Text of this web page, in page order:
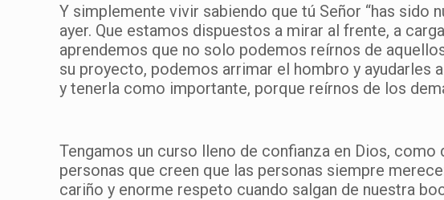
Y simplemente vivir sabiendo que tú Señor “has
ayer. Que estamos dispuestos a mirar al frente, a
aprendemos que no solo podemos reírnos de
su proyecto, podemos arrimar el hombro y ayudarles
y tenerla como importante, porque reírnos de los
Tengamos un curso lleno de confianza en Dios,
personas que creen que las personas siempre
cariño y enorme respeto cuando salgan de nuestra